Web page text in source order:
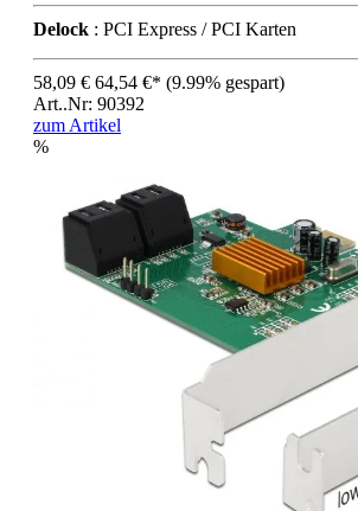
Delock : PCI Express / PCI Karten
58,09 € 64,54 €* (9.99% gespart)
Art..Nr: 90392
zum Artikel
%